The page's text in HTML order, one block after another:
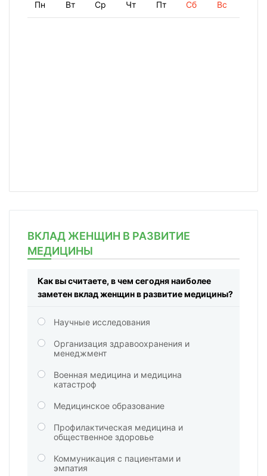
Пн Вт Ср Чт Пт Сб Вс
ВКЛАД ЖЕНЩИН В РАЗВИТИЕ
МЕДИЦИНЫ
Как вы считаете, в чем сегодня наиболее
заметен вклад женщин в развитие медицины?
Научные исследования
Организация здравоохранения и
менеджмент
Военная медицина и медицина
катастроф
Медицинское образование
Профилактическая медицина и
общественное здоровье
Коммуникация с пациентами и
эмпатия